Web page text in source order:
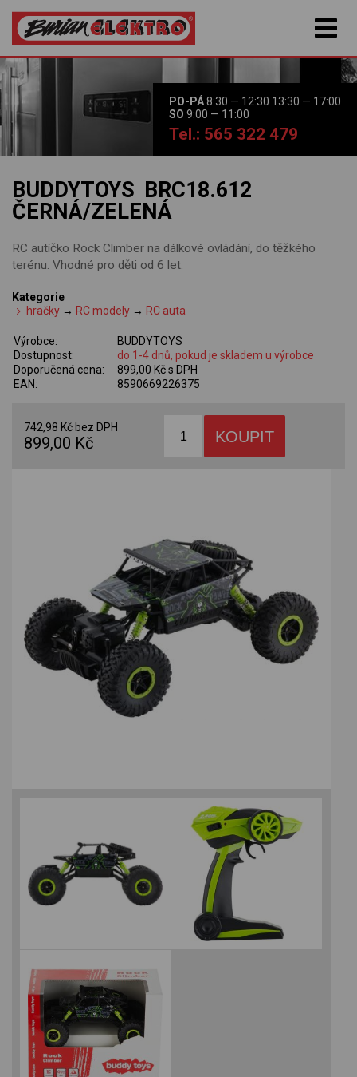
PO-PÁ8:30 — 12:30 13:30 — 17:00
SO 9:00 — 11:00
Tel.: 565 322 479
BUDDYTOYS BRC18.612
ČERNÁ/ZELENÁ
RC autíčko Rock Climber na dálkové ovládání, do těžkého
terénu. Vhodné pro děti od 6 let.
Kategorie
hračky → RC modely → RC auta
Výrobce:
BUDDYTOYS
Dostupnost:
do 1-4 dnů, pokud je skladem u výrobce
Doporučená cena:
899,00 Kč s DPH
EAN:
8590669226375
742,98 Kč bez DPH
899,00 Kč